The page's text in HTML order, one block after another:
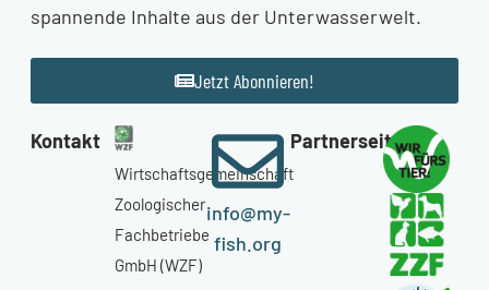
spannende Inhalte aus der Unterwasserwelt.
Jetzt Abonnieren!
Kontakt
Wirtschaftsgemeinschaft
Zoologischer
Fachbetriebe
GmbH (WZF)
info@my-
fish.org
Partnerseiten